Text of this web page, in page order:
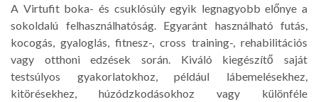
A Virtufit boka- és csuklósúly egyik legnagyobb előnye a
sokoldalú felhasználhatóság. Egyaránt használható futás,
kocogás, gyaloglás, fitnesz-, cross training-, rehabilitációs
vagy otthoni edzések során. Kiváló kiegészítő saját
testsúlyos gyakorlatokhoz, például lábemelésekhez,
kitörésekhez, húzódzkodásokhoz vagy különféle